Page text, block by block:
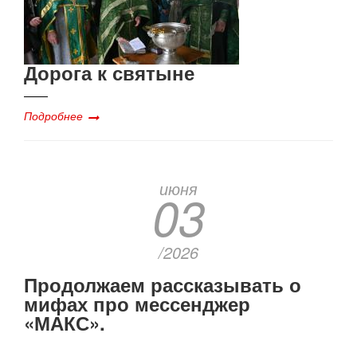
Дорога к святыне
Подробнее
июня
03
/2026
Продолжаем рассказывать о
мифах про мессенджер
«МАКС».